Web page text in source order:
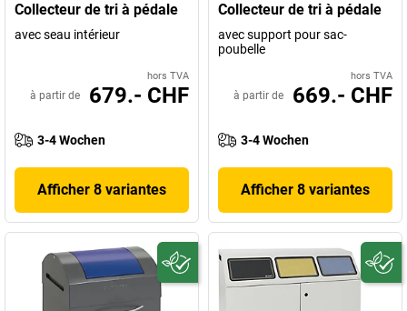
Collecteur de tri à pédale
avec seau intérieur
hors TVA
à partir de 679.- CHF
3-4 Wochen
Afficher 8 variantes
Collecteur de tri à pédale
avec support pour sac-
poubelle
hors TVA
à partir de 669.- CHF
3-4 Wochen
Afficher 8 variantes